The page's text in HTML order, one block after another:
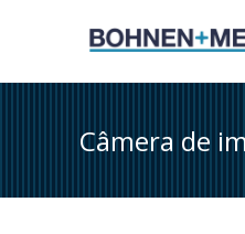
Câmera de